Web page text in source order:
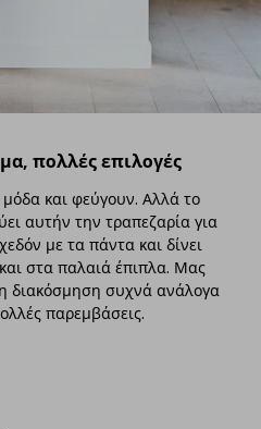
πολλές επιλογές
και φεύγουν. Αλλά το
αυτήν την τραπεζαρία για
με τα πάντα και δίνει
στα παλαιά έπιπλα. Μας
διακόσμηση συχνά ανάλογα
παρεμβάσεις.